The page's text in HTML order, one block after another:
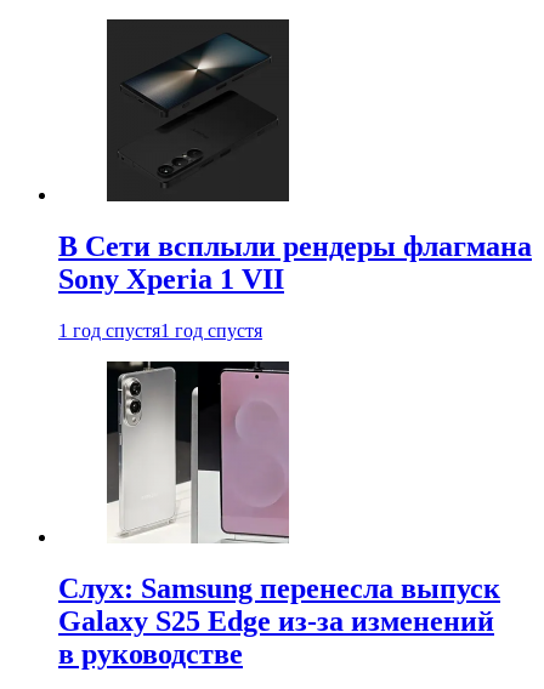
В Сети всплыли рендеры флагмана
Sony Xperia 1 VII
1 год спустя1 год спустя
Слух: Samsung перенесла выпуск
Galaxy S25 Edge из-за изменений
в руководстве